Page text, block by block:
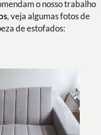
o nosso trabalho
, veja algumas fotos de
de estofados: